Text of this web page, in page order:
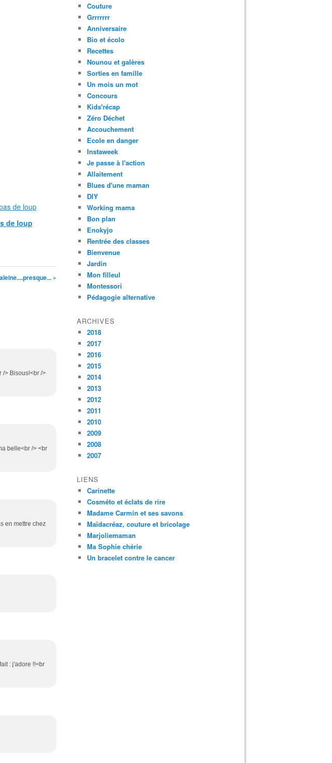
de loup
»
/> Bisous!<br />
belle<br /> <br
en mettre chez
: j'adore !!<br
Couture
Grrrrrrr
Anniversaire
Bio et écolo
Recettes
Nounou et galères
Sorties en famille
Un mois un mot
Concours
Kids'récap
Zéro Déchet
Accouchement
Ecole en danger
Instaweek
Je passe à l'action
Allaitement
Blues d'une maman
DIY
Working mama
Bon plan
Enokyjo
Rentrée des classes
Bienvenue
Jardin
Mon filleul
Montessori
Pédagogie alternative
ARCHIVES
2018
2017
2016
2015
2014
2013
2012
2011
2010
2009
2008
2007
LIENS
Carinette
Cosméto et éclats de rire
Madame Carmin et ses savons
Maïdacréaz, couture et bricolage
Marjoliemaman
Ma Sophie chérie
Un bracelet contre le cancer